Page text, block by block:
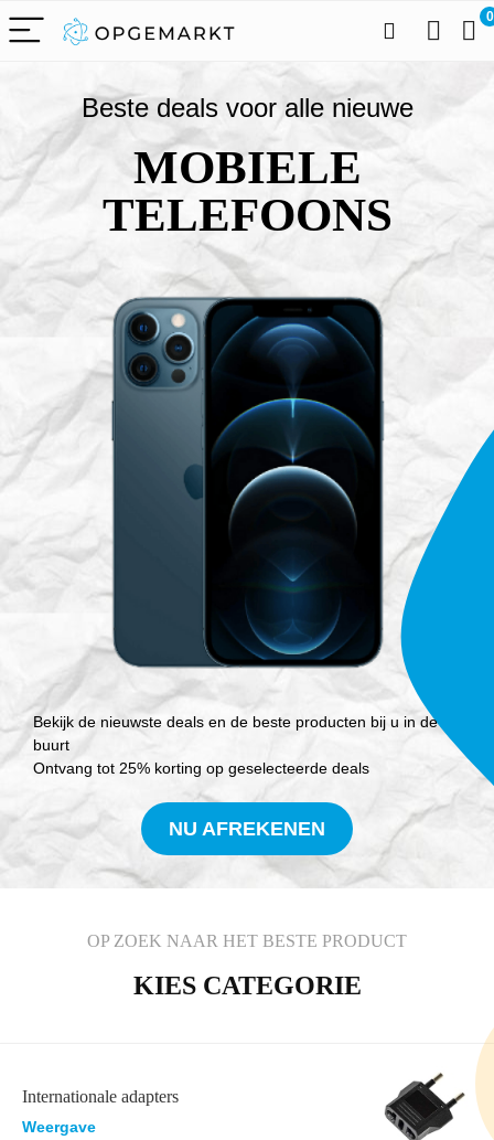
0
Beste deals voor alle nieuwe
MOBIELE
TELEFOONS
Bekijk de nieuwste deals en de beste producten bij u in de
buurt
Ontvang tot 25% korting op geselecteerde deals
NU AFREKENEN
OP ZOEK NAAR HET BESTE PRODUCT
KIES CATEGORIE
Internationale adapters
Weergave